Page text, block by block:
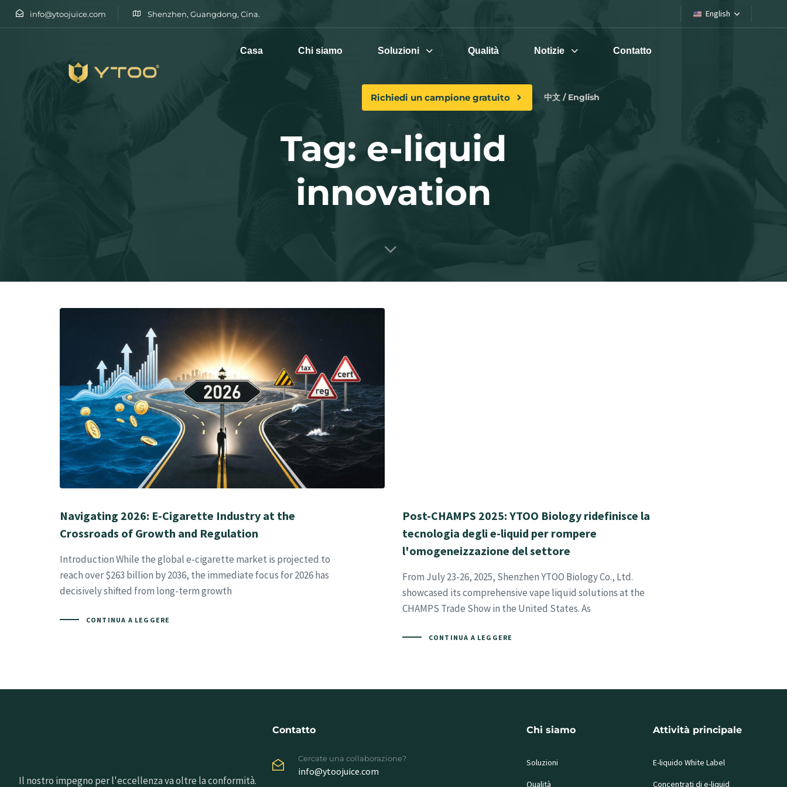
info@ytoojuice.com Shenzhen, Guangdong, Cina. English
Digitare e premere invio
Casa Chi siamo Soluzioni Qualità Notizie Contatto
Richiedi un campione gratuito 中文 / English
Tag: e-liquid
innovation
Navigating 2026: E-Cigarette Industry at the
Crossroads of Growth and Regulation
Introduction While the global e-cigarette market is projected to
reach over $263 billion by 2036, the immediate focus for 2026 has
decisively shifted from long-term growth
CONTINUA A LEGGERE
Post-CHAMPS 2025: YTOO Biology ridefinisce la
tecnologia degli e-liquid per rompere
l'omogeneizzazione del settore
From July 23-26, 2025, Shenzhen YTOO Biology Co., Ltd.
showcased its comprehensive vape liquid solutions at the
CHAMPS Trade Show in the United States. As
CONTINUA A LEGGERE
Il nostro impegno per l'eccellenza va oltre la conformità.
Contatto
Cercate una collaborazione?
info@ytoojuice.com
Chi siamo
Soluzioni
Qualità
Attività principale
E-liquido White Label
Concentrati di e-liquid